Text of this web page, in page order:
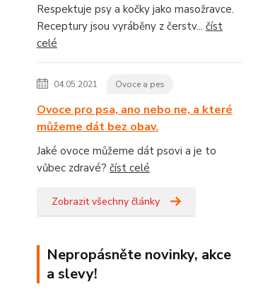
Respektuje psy a kočky jako masožravce.
Receptury jsou vyráběny z čerstv... číst
celé
04.05.2021 Ovoce a pes
Ovoce pro psa, ano nebo ne, a které
můžeme dát bez obav.
Jaké ovoce můžeme dát psovi a je to
vůbec zdravé? číst celé
Zobrazit všechny články
Nepropásněte novinky, akce
a slevy!